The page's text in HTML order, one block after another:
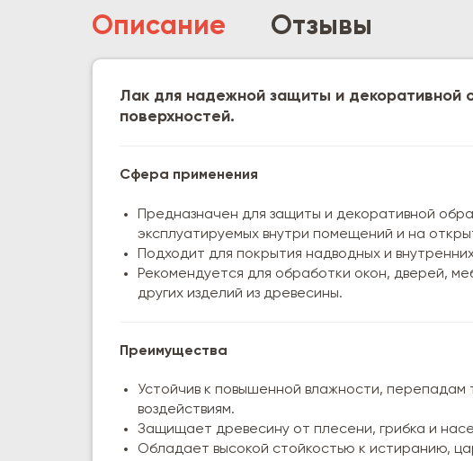
Описание Отзывы
Лак для надежной защиты и декоративной
поверхностей.
Сфера применения
Предназначен для защиты и декоративной
эксплуатируемых внутри помещений и на
Подходит для покрытия надводных и
Рекомендуется для обработки окон, дверей,
других изделий из древесины.
Преимущества
Устойчив к повышенной влажности,
воздействиям.
Защищает древесину от плесени, грибка и
Обладает высокой стойкостью к истиранию,